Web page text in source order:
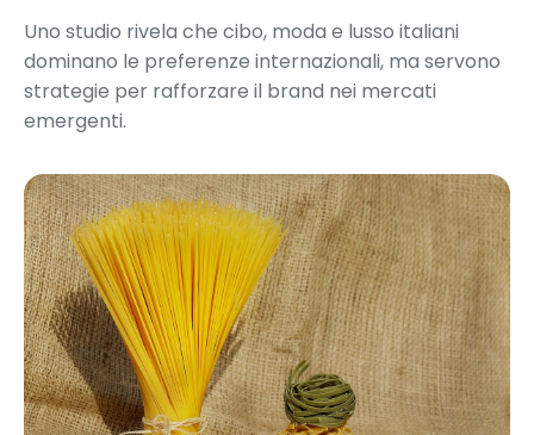
Uno studio rivela che cibo, moda e lusso italiani
dominano le preferenze internazionali, ma servono
strategie per rafforzare il brand nei mercati
emergenti.